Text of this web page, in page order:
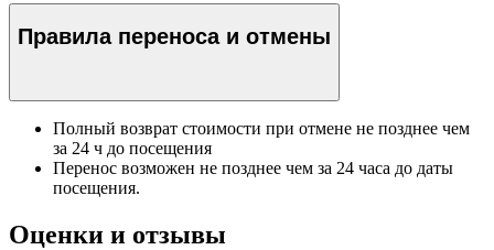
Правила переноса и отмены
Полный возврат стоимости при отмене не позднее чем
за 24 ч до посещения
Перенос возможен не позднее чем за 24 часа до даты
посещения.
Оценки и отзывы